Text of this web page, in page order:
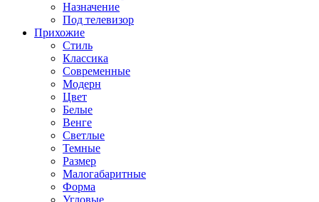
Назначение
Под телевизор
Прихожие
Стиль
Классика
Современные
Модерн
Цвет
Белые
Венге
Светлые
Темные
Размер
Малогабаритные
Форма
Угловые